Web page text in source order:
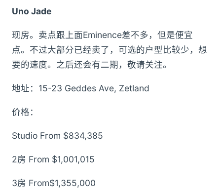
Uno Jade
现房。卖点跟上面Eminence差不多，但是便宜
点。不过大部分已经卖了，可选的户型比较少，想
要的速度。之后还会有二期，敬请关注。
地址：15-23 Geddes Ave, Zetland
价格：
Studio From $834,385
2房 From $1,001,015
3房 From$1,355,000